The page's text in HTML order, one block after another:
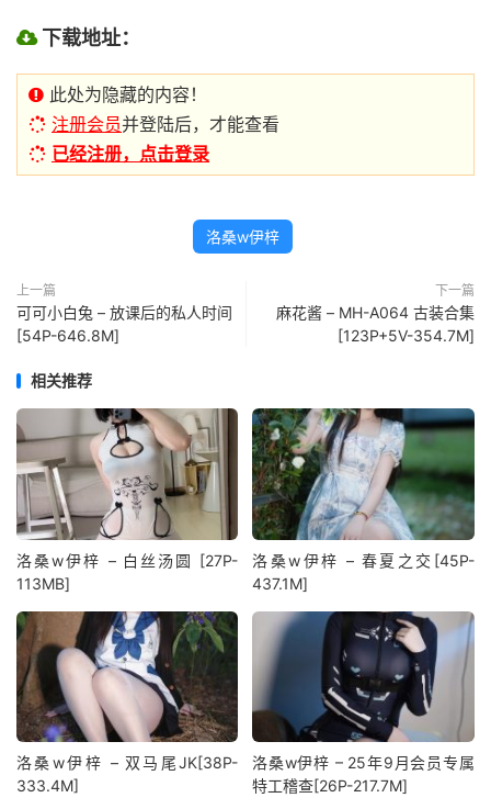
下载地址：
此处为隐藏的内容！
注册会员并登陆后，才能查看
已经注册，点击登录
洛桑w伊梓
上一篇
可可小白兔 – 放课后的私人时间
[54P-646.8M]
下一篇
麻花酱 – MH-A064 古装合集
[123P+5V-354.7M]
相关推荐
洛桑w伊梓 – 白丝汤圆 [27P-
113MB]
洛桑w伊梓 – 春夏之交[45P-
437.1M]
洛桑w伊梓 – 双马尾JK[38P-
333.4M]
洛桑w伊梓 – 25年9月会员专属
特工稽查[26P-217.7M]